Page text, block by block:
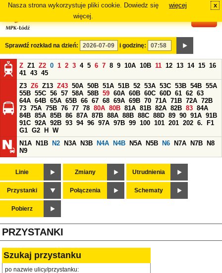
Nasza strona wykorzystuje pliki cookie. Dowiedz się
więcej.
więcej x
Sprawdź rozkład na dzień: i godzinę:
Z Z1 Z2 0 1 2 3 4 5 6 7 8 9 10A 10B 11 12 13 14 15 16
41 43 45
Z3 Z6 Z13 Z43 50A 50B 51A 51B 52 53A 53C 53B 54B 55A
55B 55C 56 57 58A 58B 59 60A 60B 60C 60D 61 62 63
64A 64B 65A 65B 66 67 68 69A 69B 70 71A 71B 72A 72B
73 75A 75B 76 77 78 80A 80B 81A 81B 82A 82B 83 84A
84B 85A 85B 86 87A 87B 88A 88B 88C 88D 89 90 91A 91B
91C 92A 92B 93 94 96 97A 97B 99 100 101 201 202 6.
F1
G1 G2 H
W
N1A
N1B N2 N3A N3B N4A N4B N5A N5B N6 N7A N7B
N8
N9
Linie Zmiany Utrudnienia
Przystanki Połączenia Schematy
Pobierz
PRZYSTANKI
Szukaj przystanku
po nazwie ulicy/przystanku: